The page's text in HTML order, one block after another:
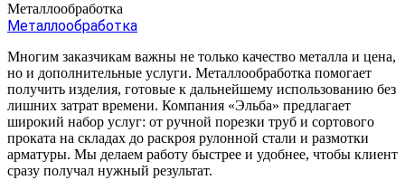
Металлообработка
Металлообработка
Многим заказчикам важны не только качество металла и цена,
но и дополнительные услуги. Металлообработка помогает
получить изделия, готовые к дальнейшему использованию без
лишних затрат времени. Компания «Эльба» предлагает
широкий набор услуг: от ручной порезки труб и сортового
проката на складах до раскроя рулонной стали и размотки
арматуры. Мы делаем работу быстрее и удобнее, чтобы клиент
сразу получал нужный результат.